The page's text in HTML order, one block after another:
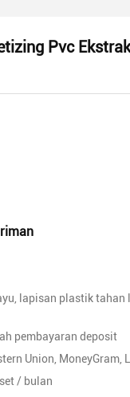
Pvc
lapisan plastik
pembayaran deposit
Union, MoneyGram,
/ bulan